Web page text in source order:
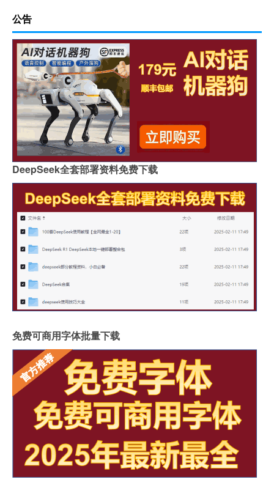
公告
DeepSeek全套部署资料免费下载
免费可商用字体批量下载